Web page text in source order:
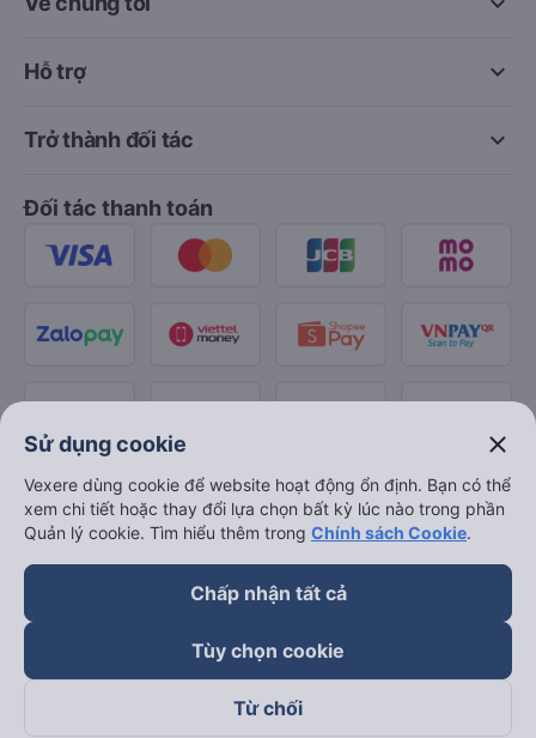
keyboard_arrow_down
Hỗ trợ
keyboard_arrow_down
Trở thành đối tác
Đối tác thanh toán
Sử dụng cookie close
Vexere dùng cookie để website hoạt động ổn định. Bạn có thể
xem chi tiết hoặc thay đổi lựa chọn bất kỳ lúc nào trong phần
Quản lý cookie. Tìm hiểu thêm trong Chính sách Cookie.
Chấp nhận tất cả
Tùy chọn cookie
Từ chối